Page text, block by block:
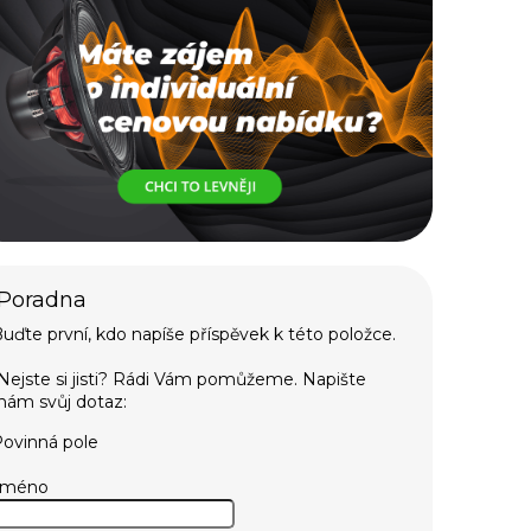
první, kdo napíše příspěvek k této položce.
pole